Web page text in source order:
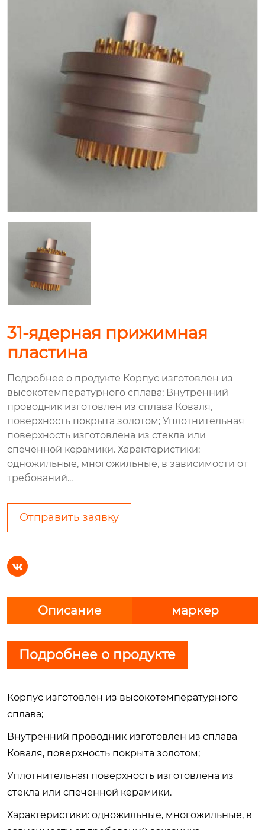
31-ядерная прижимная
пластина
Подробнее о продукте Корпус изготовлен из
высокотемпературного сплава; Внутренний
проводник изготовлен из сплава Коваля,
поверхность покрыта золотом; Уплотнительная
поверхность изготовлена из стекла или
спеченной керамики. Характеристики:
одножильные, многожильные, в зависимости от
требований...
Отправить заявку

Описание маркер
Подробнее о продукте
Корпус изготовлен из высокотемпературного
сплава;
Внутренний проводник изготовлен из сплава
Коваля, поверхность покрыта золотом;
Уплотнительная поверхность изготовлена из
стекла или спеченной керамики.
Характеристики: одножильные, многожильные, в